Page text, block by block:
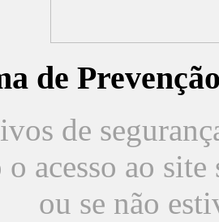
de
de
o acesso ao
ou se não